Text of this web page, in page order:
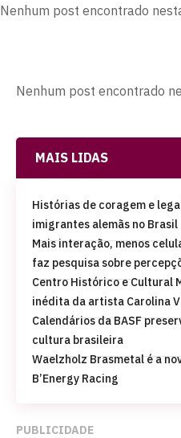
Nenhum post encontrado
Nenhum post encontrado
MAIS LIDAS
Histórias de coragem e
imigrantes alemãs no Brasil
Mais interação, menos
faz pesquisa sobre
Centro Histórico e Cultural
inédita da artista Carolina
Calendários da BASF
cultura brasileira
Waelzholz Brasmetal é a
B’Energy Racing
PUBLICIDADE